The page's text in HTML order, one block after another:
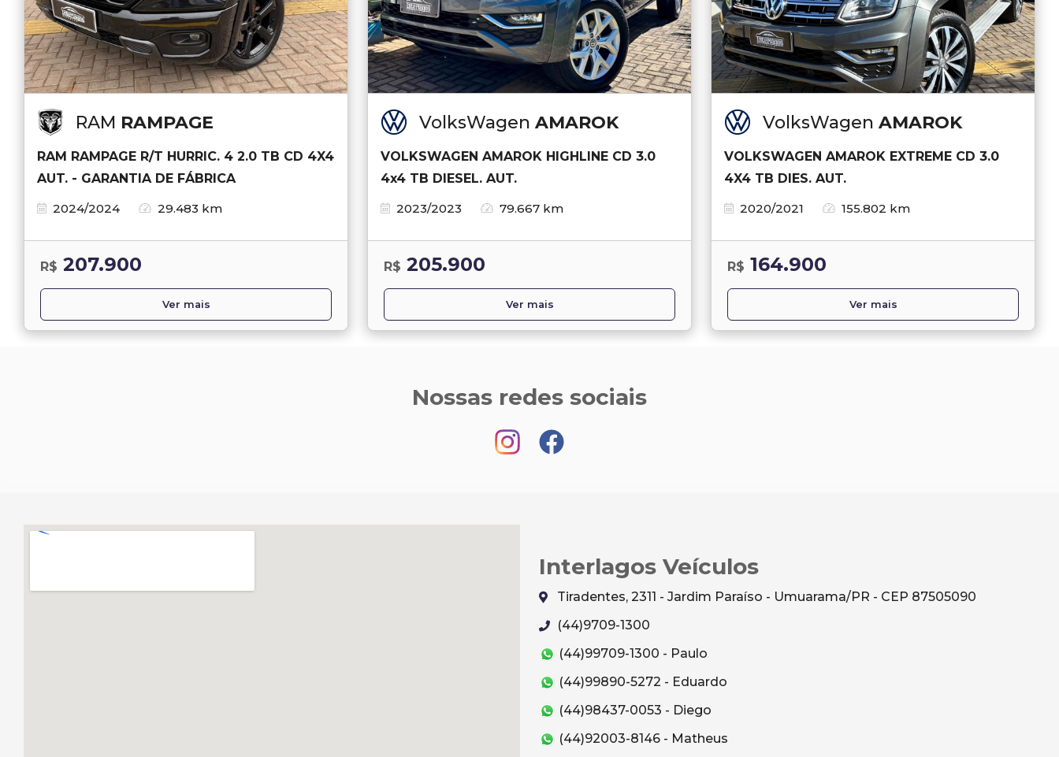
RAM RAMPAGE
RAM RAMPAGE R/T HURRIC. 4 2.0 TB CD 4X4
AUT. - GARANTIA DE FÁBRICA
2024/2024
29.483 km
R$ 207.900
Ver mais
VolksWagen AMAROK
VOLKSWAGEN AMAROK HIGHLINE CD 3.0
4x4 TB DIESEL. AUT.
2023/2023
79.667 km
R$ 205.900
Ver mais
VolksWagen AMAROK
VOLKSWAGEN AMAROK EXTREME CD 3.0
4X4 TB DIES. AUT.
2020/2021
155.802 km
R$ 164.900
Ver mais
Nossas redes sociais
Interlagos Veículos
Tiradentes, 2311 - Jardim Paraíso - Umuarama/PR - CEP 87505090
(44)9709-1300
(44)99709-1300 - Paulo
(44)99890-5272 - Eduardo
(44)98437-0053 - Diego
(44)92003-8146 - Matheus